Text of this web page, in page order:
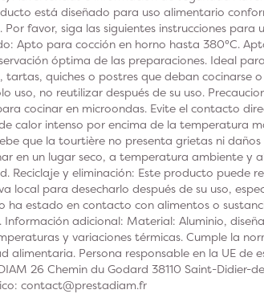
está diseñado para uso alimentario
Por favor, siga las siguientes instrucciones para
Apto para cocción en horno hasta 380°C.
óptima de las preparaciones. Ideal
tartas, quiches o postres que deban cocinarse
uso, no reutilizar después de su uso.
cocinar en microondas. Evite el contacto
calor intenso por encima de la temperatura
que la tourtière no presenta grietas ni
en un lugar seco, a temperatura ambiente y
Reciclaje y eliminación: Este producto puede
local para desecharlo después de su uso,
ha estado en contacto con alimentos o
Información adicional: Material: Aluminio,
y variaciones térmicas. Cumple la
alimentaria. Persona responsable en la UE de
26 Chemin du Godard 38110 Saint-Didier-
contact@prestadiam.fr